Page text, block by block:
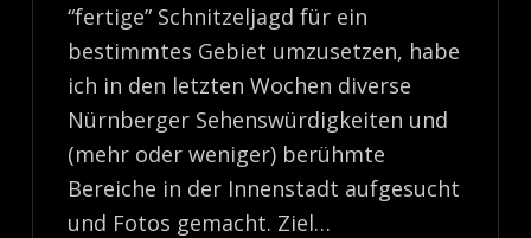
“fertige” Schnitzeljagd für ein
bestimmtes Gebiet umzusetzen, habe
ich in den letzten Wochen diverse
Nürnberger Sehenswürdigkeiten und
(mehr oder weniger) berühmte
Bereiche in der Innenstadt aufgesucht
und Fotos gemacht. Ziel…